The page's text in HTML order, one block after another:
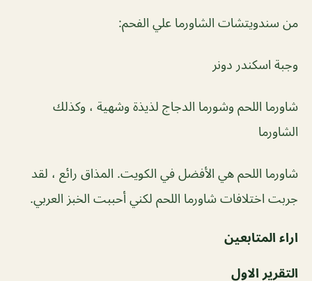
من سندويتشات الشاورما علي الفحم:
وجبة اسكندر دونر
شاورما اللحم وشورما الدجاج لذيذة وشهية ، وكذلك
الشاورما
شاورما اللحم هي الأفضل في الكويت. المذاق رائع ، لقد
جربت اختلافات شاورما اللحم لكني أحببت الخبز العربي.
اراء المتابعين
التقرير الاول